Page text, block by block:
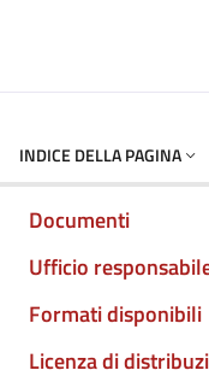
INDICE DELLA PAGINA
Documenti
Ufficio
Formati disponibili
Licenza di